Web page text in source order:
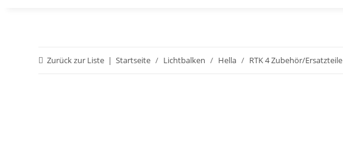
Zurück zur Liste Startseite Lichtbalken Hella RTK 4 Zubehör/Ersatzteile